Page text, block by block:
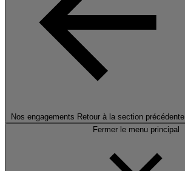
Nos engagements Retour à la section précédente
Fermer le menu principal